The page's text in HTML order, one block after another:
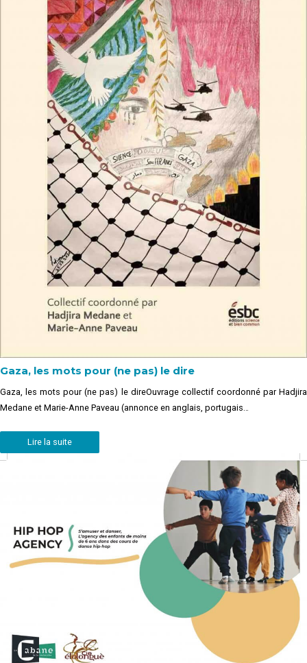
Gaza, les mots pour (ne pas) le dire
Gaza, les mots pour (ne pas) le direOuvrage collectif coordonné par Hadjira
Medane et Marie-Anne Paveau (annonce en anglais, portugais…
Lire la suite